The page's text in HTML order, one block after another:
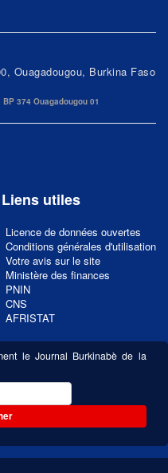
Ouagadougou, Burkina Faso
BP 374 Ouagadougou 01
Liens utiles
Licence de données ouvertes
Conditions générales d'utilisation
Votre avis sur le site
Ministère des finances
PNIN
CNS
AFRISTAT
le Journal Burkinabè de la